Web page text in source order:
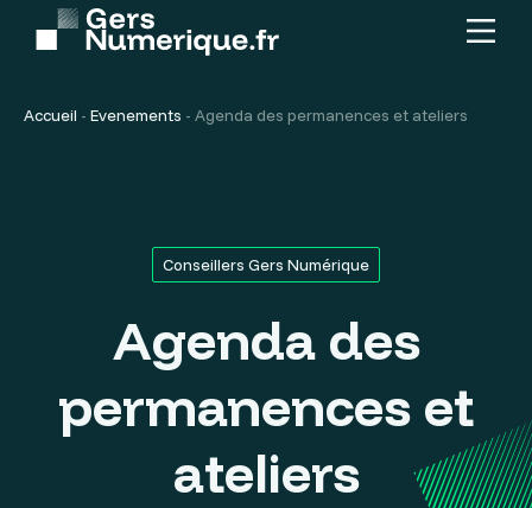
Contenu
principal
Menu
Accueil - Evenements - Agenda des permanences et ateliers
Conseillers Gers Numérique
Agenda des
permanences et
ateliers